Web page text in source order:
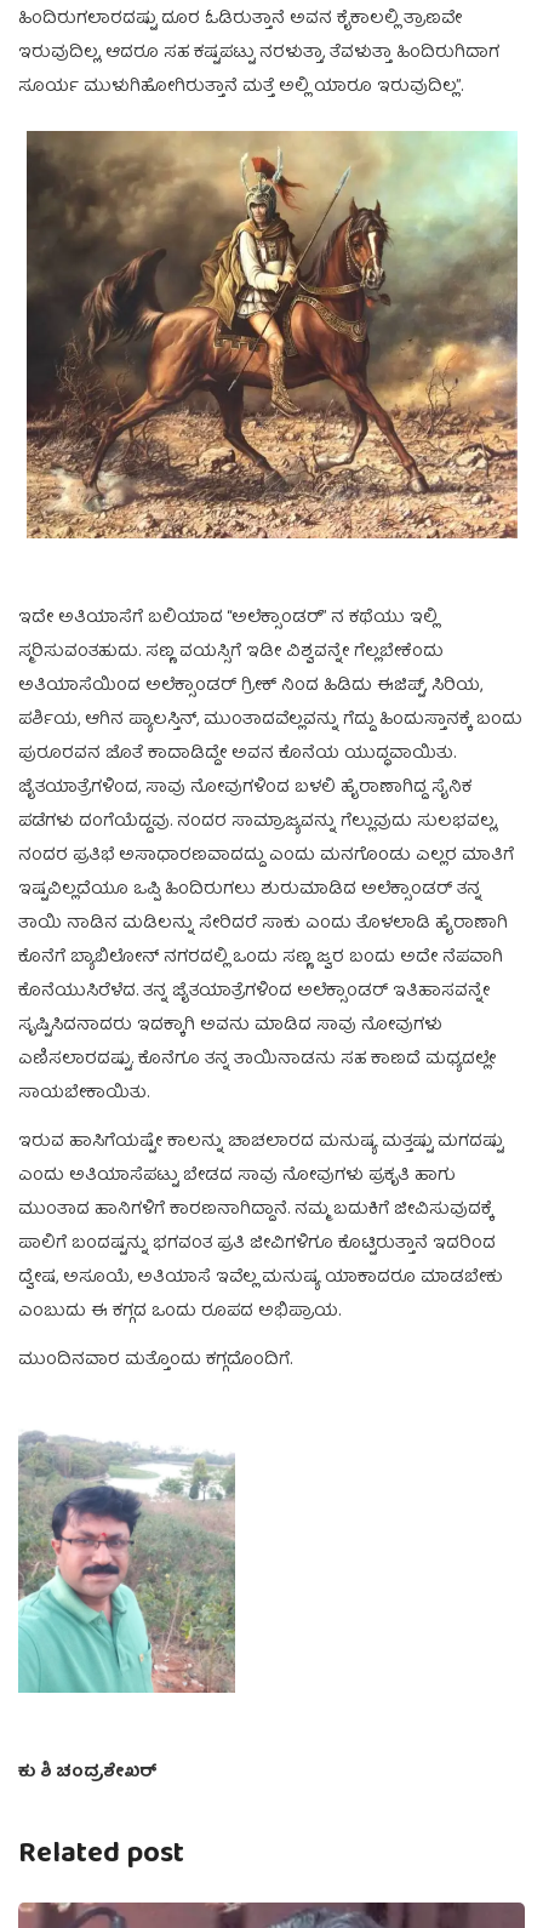
ಹಿಂದಿರುಗಲಾರದಷ್ಟು ದೂರ ಓಡಿರುತ್ತಾನೆ ಅವನ ಕೈಕಾಲಲ್ಲಿ ತ್ರಾಣವೇ
ಇರುವುದಿಲ್ಲ, ಆದರೂ ಸಹ ಕಷ್ಟಪಟ್ಟು ನರಳುತ್ತಾ, ತೆವಳುತ್ತಾ ಹಿಂದಿರುಗಿದಾಗ
ಸೂರ್ಯ ಮುಳುಗಿಹೋಗಿರುತ್ತಾನೆ ಮತ್ತೆ ಅಲ್ಲಿ ಯಾರೂ ಇರುವುದಿಲ್ಲ”.
ಇದೇ ಅತಿಯಾಸೆಗೆ ಬಲಿಯಾದ “ಅಲೆಕ್ಸಾಂಡರ್” ನ ಕಥೆಯು ಇಲ್ಲಿ
ಸ್ಮರಿಸುವಂತಹುದು. ಸಣ್ಣ ವಯಸ್ಸಿಗೆ ಇಡೀ ವಿಶ್ವವನ್ನೇ ಗೆಲ್ಲಬೇಕೆಂದು
ಅತಿಯಾಸೆಯಿಂದ ಅಲೆಕ್ಸಾಂಡರ್ ಗ್ರೀಕ್ ನಿಂದ ಹಿಡಿದು ಈಜಿಪ್ಟ್, ಸಿರಿಯ,
ಪರ್ಶಿಯ, ಆಗಿನ ಪ್ಯಾಲಸ್ತಿನ್, ಮುಂತಾದವೆಲ್ಲವನ್ನು ಗೆದ್ದು ಹಿಂದುಸ್ತಾನಕ್ಕೆ ಬಂದು
ಪುರೂರವನ ಜೊತೆ ಕಾದಾಡಿದ್ದೇ ಅವನ ಕೊನೆಯ ಯುದ್ಧವಾಯಿತು.
ಜೈತಯಾತ್ರೆಗಳಿಂದ, ಸಾವು ನೋವುಗಳಿಂದ ಬಳಲಿ ಹೈರಾಣಾಗಿದ್ದ ಸೈನಿಕ
ಪಡೆಗಳು ದಂಗೆಯೆದ್ದವು. ನಂದರ ಸಾಮ್ರಾಜ್ಯವನ್ನು ಗೆಲ್ಲುವುದು ಸುಲಭವಲ್ಲ,
ನಂದರ ಪ್ರತಿಭೆ ಅಸಾಧಾರಣವಾದದ್ದು ಎಂದು ಮನಗೊಂಡು ಎಲ್ಲರ ಮಾತಿಗೆ
ಇಷ್ಟವಿಲ್ಲದೆಯೂ ಒಪ್ಪಿ ಹಿಂದಿರುಗಲು ಶುರುಮಾಡಿದ ಅಲೆಕ್ಸಾಂಡರ್ ತನ್ನ
ತಾಯಿ ನಾಡಿನ ಮಡಿಲನ್ನು ಸೇರಿದರೆ ಸಾಕು ಎಂದು ತೊಳಲಾಡಿ ಹೈರಾಣಾಗಿ
ಕೊನೆಗೆ ಬ್ಯಾಬಿಲೋನ್ ನಗರದಲ್ಲಿ ಒಂದು ಸಣ್ಣ ಜ್ವರ ಬಂದು ಅದೇ ನೆಪವಾಗಿ
ಕೊನೆಯುಸಿರೆಳೆದ. ತನ್ನ ಜೈತಯಾತ್ರೆಗಳಿಂದ ಅಲೆಕ್ಸಾಂಡರ್ ಇತಿಹಾಸವನ್ನೇ
ಸೃಷ್ಟಿಸಿದನಾದರು ಇದಕ್ಕಾಗಿ ಅವನು ಮಾಡಿದ ಸಾವು ನೋವುಗಳು
ಎಣಿಸಲಾರದಷ್ಟು. ಕೊನೆಗೂ ತನ್ನ ತಾಯಿನಾಡನು ಸಹ ಕಾಣದೆ ಮಧ್ಯದಲ್ಲೇ
ಸಾಯಬೇಕಾಯಿತು.
ಇರುವ ಹಾಸಿಗೆಯಷ್ಟೇ ಕಾಲನ್ನು ಚಾಚಲಾರದ ಮನುಷ್ಯ ಮತ್ತಷ್ಟು ಮಗದಷ್ಟು
ಎಂದು ಅತಿಯಾಸೆಪಟ್ಟು ಬೇಡದ ಸಾವು ನೋವುಗಳು ಪ್ರಕೃತಿ ಹಾಗು
ಮುಂತಾದ ಹಾನಿಗಳಿಗೆ ಕಾರಣನಾಗಿದ್ದಾನೆ. ನಮ್ಮ ಬದುಕಿಗೆ ಜೀವಿಸುವುದಕ್ಕೆ
ಪಾಲಿಗೆ ಬಂದಷ್ಟನ್ನು ಭಗವಂತ ಪ್ರತಿ ಜೀವಿಗಳಿಗೂ ಕೊಟ್ಟಿರುತ್ತಾನೆ ಇದರಿಂದ
ದ್ವೇಷ, ಅಸೂಯೆ, ಅತಿಯಾಸೆ ಇವೆಲ್ಲ ಮನುಷ್ಯ ಯಾಕಾದರೂ ಮಾಡಬೇಕು
ಎಂಬುದು ಈ ಕಗ್ಗದ ಒಂದು ರೂಪದ ಅಭಿಪ್ರಾಯ.
ಮುಂದಿನವಾರ ಮತ್ತೊಂದು ಕಗ್ಗದೊಂದಿಗೆ.
ಕು ಶಿ ಚಂದ್ರಶೇಖರ್
Related post